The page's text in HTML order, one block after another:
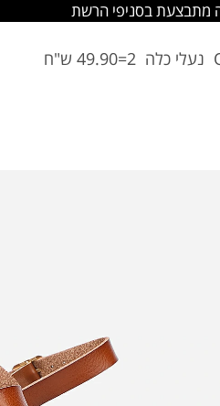
מתבצעת בסניפי הרשת
נעלי כלה 2=49.90 ש"ח